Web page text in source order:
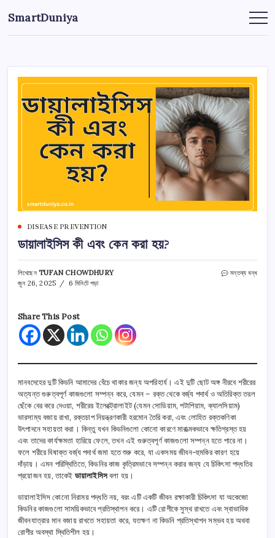
লেখায়
যান
SmartDuniya
Be
&
tips.
DISEASE PREVENTION
ডায়ালাইসিস কী এবং কেন করা হয়?
লিখেছেন TUFAN CHOWDHURY
জুন 26, 2025
6 মিনিটে পড়া
ডায়ালাইসিস
মন্তব্য বন্ধ
Share This Post
মানবদেহের দুটি কিডনি আমাদের বেঁচে থাকার জন্য অপরিহার্য। এই দুটি ছোট অঙ্গ নীরবে শরীরের
অত্যন্ত গুরুত্বপূর্ণ কাজগুলো সম্পন্ন করে, যেমন – রক্ত থেকে বর্জ্য পদার্থ ও অতিরিক্ত তরল
ছেঁকে বের করে দেওয়া, শরীরের ইলেক্ট্রোলাইট (যেমন সোডিয়াম, পটাশিয়াম, ক্যালসিয়াম)
ভারসাম্য বজায় রাখা, রক্তচাপ নিয়ন্ত্রণকারী হরমোন তৈরি করা, এবং লোহিত রক্তকণিকা
উৎপাদনে সহায়তা করা। কিন্তু যখন কিডনিগুলো কোনো কারণে মারাত্মকভাবে ক্ষতিগ্রস্ত হয়
এবং তাদের কার্যক্ষমতা হারিয়ে ফেলে, তখন এই গুরুত্বপূর্ণ কাজগুলো সম্পন্ন হতে পারে না।
ফলে শরীরে বিষাক্ত বর্জ্য পদার্থ জমা হতে শুরু করে, যা একসময় জীবন-হুমকির কারণ হয়ে
দাঁড়ায়। এমন পরিস্থিতিতে, কিডনির কাজ কৃত্রিমভাবে সম্পন্ন করার জন্য যে চিকিৎসা পদ্ধতির
প্রয়োজন হয়, তাকেই ডায়ালাইসিসবলা হয়।
ডায়ালাইসিস কোনো নিরাময় পদ্ধতি নয়, বরং এটি একটি জীবন রক্ষাকারী চিকিৎসা যা অকেজো
কিডনির কাজগুলো সাময়িকভাবে প্রতিস্থাপন করে। এটি রোগীকে সুস্থ রাখতে এবং স্বাভাবিক
জীবনযাত্রার মান বজায় রাখতে সহায়তা করে, যতক্ষণ না কিডনি প্রতিস্থাপন সম্ভব হয় অথবা
রোগীর অবস্থা স্থিতিশীল হয়।